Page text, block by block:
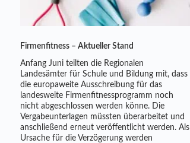
Firmenfitness – Aktueller Stand
Anfang Juni teilten die Regionalen
Landesämter für Schule und Bildung mit, dass
die europaweite Ausschreibung für das
landesweite Firmenfitnessprogramm noch
nicht abgeschlossen werden könne. Die
Vergabeunterlagen müssten überarbeitet und
anschließend erneut veröffentlicht werden. Als
Ursache für die Verzögerung werden